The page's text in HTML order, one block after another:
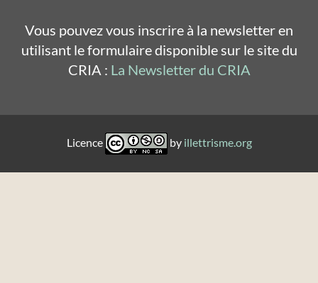
Vous pouvez vous inscrire à la newsletter en
utilisant le formulaire disponible sur le site du
CRIA : La Newsletter du CRIA
Licence by illettrisme.org